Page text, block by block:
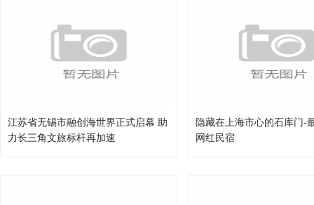
江苏省无锡市融创海世界正式启幕 助
力长三角文旅标杆再加速
隐藏在上海市心的石库门-
网红民宿